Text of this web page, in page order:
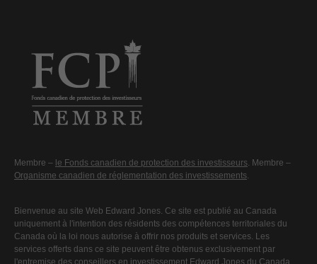
Membre – le Fonds canadien de protection des investisseurs. Membre –
Organisme canadien de réglementation des investissements.
Bienvenue au site Web Edward Jones. Ce site est publié au Canada
uniquement à l'intention des résidents des compétences territoriales du
Canada où la loi nous autorise à offrir nos produits et services. Les
services offerts dans ce site peuvent être obtenus exclusivement par
l'entremise des conseillers en investissement Edward Jones du Canada,